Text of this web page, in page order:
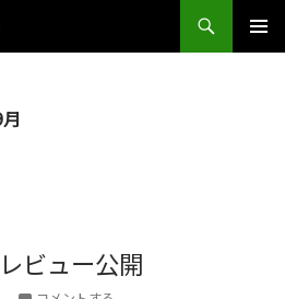
ビュー公開